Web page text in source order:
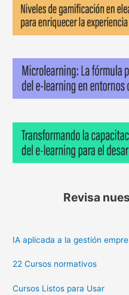
Revisa
IA aplicada a la gestión
22 Cursos normativos
Cursos Listos para Usar